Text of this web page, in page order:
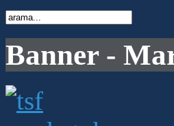
Banner -